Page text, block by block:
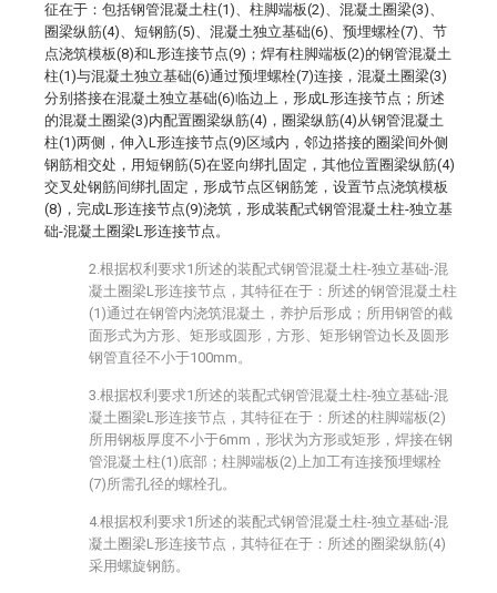
征在于：包括钢管混凝土柱(1)、柱脚端板(2)、混凝土圈梁(3)、
圈梁纵筋(4)、短钢筋(5)、混凝土独立基础(6)、预埋螺栓(7)、节
点浇筑模板(8)和L形连接节点(9)；焊有柱脚端板(2)的钢管混凝土
柱(1)与混凝土独立基础(6)通过预埋螺栓(7)连接，混凝土圈梁(3)
分别搭接在混凝土独立基础(6)临边上，形成L形连接节点；所述
的混凝土圈梁(3)内配置圈梁纵筋(4)，圈梁纵筋(4)从钢管混凝土
柱(1)两侧，伸入L形连接节点(9)区域内，邻边搭接的圈梁间外侧
钢筋相交处，用短钢筋(5)在竖向绑扎固定，其他位置圈梁纵筋(4)
交叉处钢筋间绑扎固定，形成节点区钢筋笼，设置节点浇筑模板
(8)，完成L形连接节点(9)浇筑，形成装配式钢管混凝土柱-独立基
础-混凝土圈梁L形连接节点。
2.根据权利要求1所述的装配式钢管混凝土柱-独立基础-混
凝土圈梁L形连接节点，其特征在于：所述的钢管混凝土柱
(1)通过在钢管内浇筑混凝土，养护后形成；所用钢管的截
面形式为方形、矩形或圆形，方形、矩形钢管边长及圆形
钢管直径不小于100mm。
3.根据权利要求1所述的装配式钢管混凝土柱-独立基础-混
凝土圈梁L形连接节点，其特征在于：所述的柱脚端板(2)
所用钢板厚度不小于6mm，形状为方形或矩形，焊接在钢
管混凝土柱(1)底部；柱脚端板(2)上加工有连接预埋螺栓
(7)所需孔径的螺栓孔。
4.根据权利要求1所述的装配式钢管混凝土柱-独立基础-混
凝土圈梁L形连接节点，其特征在于：所述的圈梁纵筋(4)
采用螺旋钢筋。